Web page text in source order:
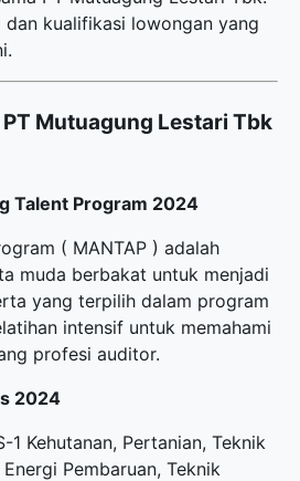
dan kualifikasi lowongan yang
Mutuagung Lestari Tbk
Talent Program 2024
( MANTAP ) adalah
muda berbakat untuk menjadi
yang terpilih dalam program
intensif untuk memahami
profesi auditor.
2024
1 Kehutanan, Pertanian, Teknik
Pembaruan, Teknik